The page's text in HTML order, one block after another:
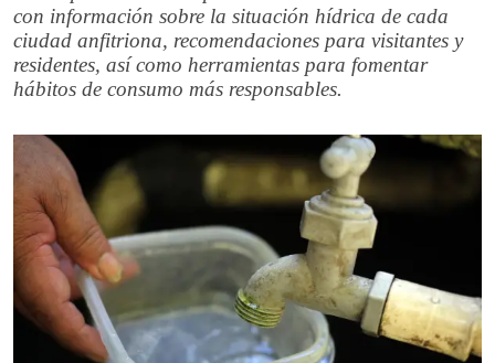
con información sobre la situación hídrica de cada
ciudad anfitriona, recomendaciones para visitantes y
residentes, así como herramientas para fomentar
hábitos de consumo más responsables.